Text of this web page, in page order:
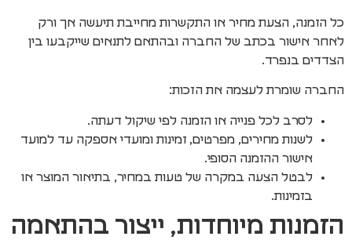
כל הזמנה, הצעת מחיר או התקשרות מחייבת תיעשה אך ורק
לאחר אישור בכתב של החברה ובהתאם לתנאים שייקבעו בין
הצדדים בנפרד.
החברה שומרת לעצמה את הזכות:
לסרב לכל פנייה או הזמנה לפי שיקול דעתה.
לשנות מחירים, מפרטים, זמינות ומועדי אספקה עד למועד
אישור ההזמנה הסופי.
לבטל הצעה במקרה של טעות במחיר, בתיאור המוצר או
בזמינות.
הזמנות מיוחדות, ייצור בהתאמה